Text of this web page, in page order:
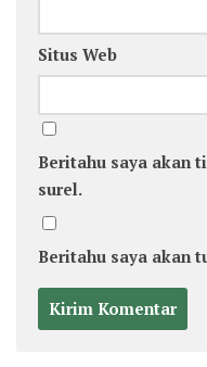
Situs Web
Beritahu saya akan
surel.
Beritahu saya akan